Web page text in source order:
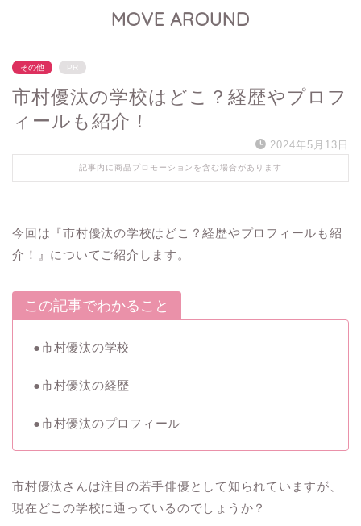
MOVE AROUND
その他 PR
市村優汰の学校はどこ？経歴やプロフ
ィールも紹介！
2024年5月13日
記事内に商品プロモーションを含む場合があります
今回は『市村優汰の学校はどこ？経歴やプロフィールも紹
介！』についてご紹介します。
この記事でわかること
●市村優汰の学校
●市村優汰の経歴
●市村優汰のプロフィール
市村優汰さんは注目の若手俳優として知られていますが、
現在どこの学校に通っているのでしょうか？